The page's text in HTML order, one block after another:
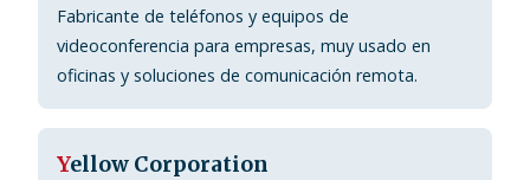
Fabricante de teléfonos y equipos de
videoconferencia para empresas, muy usado en
oficinas y soluciones de comunicación remota.
Yellow Corporation